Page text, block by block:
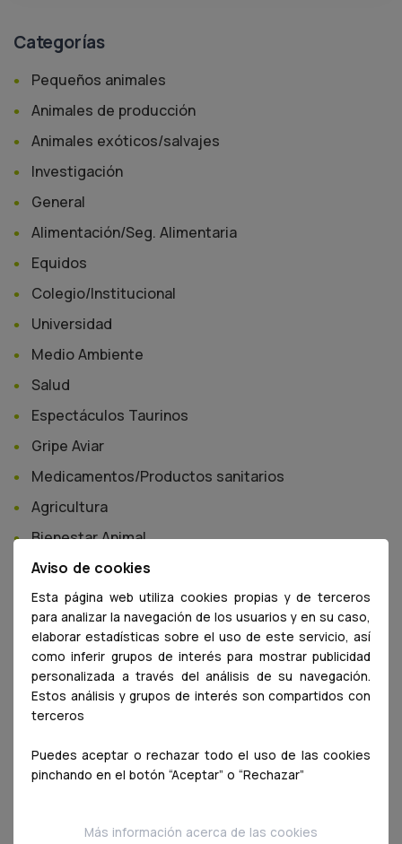
Categorías
Pequeños animales
Animales de producción
Animales exóticos/salvajes
Investigación
General
Alimentación/Seg. Alimentaria
Equidos
Colegio/Institucional
Universidad
Medio Ambiente
Salud
Espectáculos Taurinos
Gripe Aviar
Medicamentos/Productos sanitarios
Agricultura
Bienestar Animal
Nueva Gripe (AH1N1)
Virus Schmallenberg (VSB)
Interés para Ciudadanos
Formación/Pequeños Animales
Conferenciasa / Mesas redondas
COVID-19
Servicios colegiales
Formación/Animales de producción
Aviso de cookies
Esta página web utiliza cookies propias y de terceros
para analizar la navegación de los usuarios y en su caso,
elaborar estadísticas sobre el uso de este servicio, así
como inferir grupos de interés para mostrar publicidad
personalizada a través del análisis de su navegación.
Estos análisis y grupos de interés son compartidos con
terceros
Puedes aceptar o rechazar todo el uso de las cookies
pinchando en el botón “Aceptar” o “Rechazar”
Más información acerca de las cookies